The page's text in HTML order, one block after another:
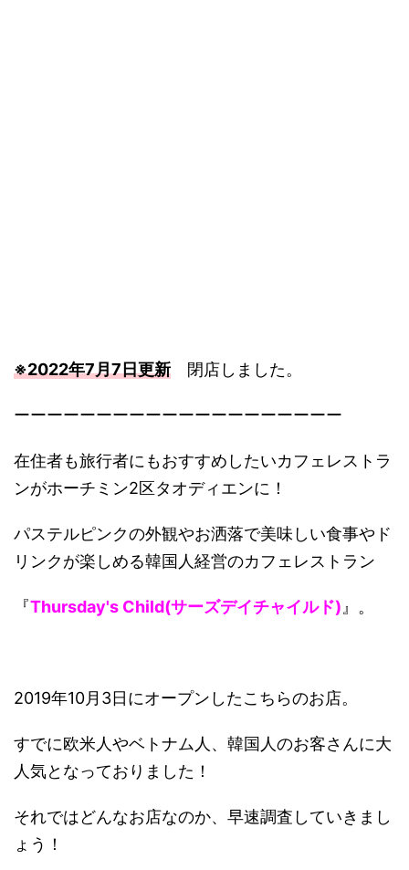
※2022年7月7日更新 閉店しました。
ーーーーーーーーーーーーーーーーーーーー
在住者も旅行者にもおすすめしたいカフェレストラ
ンがホーチミン2区タオディエンに！
パステルピンクの外観やお洒落で美味しい食事やド
リンクが楽しめる韓国人経営のカフェレストラン
『Thursday's Child(サーズデイチャイルド) 』。
2019年10月3日にオープンしたこちらのお店。
すでに欧米人やベトナム人、韓国人のお客さんに大
人気となっておりました！
それではどんなお店なのか、早速調査していきまし
ょう！